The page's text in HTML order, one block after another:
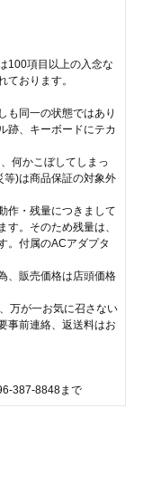
100項目以上の入念な
ております。
も同一の状態ではあり
跡、キーボードにテカ
何かこぼしてしまっ
等)は商品保証の対象外
作・残量につきまして
す。そのため残量は、
。付属のACアダプタ
、販売価格は店頭価格
万が一お気に召さない
事前連絡、返送料はお
387-8848まで